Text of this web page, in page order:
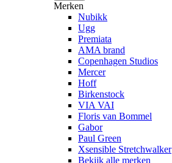
Merken
Nubikk
Ugg
Premiata
AMA brand
Copenhagen Studios
Mercer
Hoff
Birkenstock
VIA VAI
Floris van Bommel
Gabor
Paul Green
Xsensible Stretchwalker
Bekijk alle merken